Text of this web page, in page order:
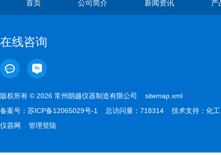
首页 公司简介 新闻资讯 产
在线咨询
版权所有 © 2026 常州朗越仪器制造有限公司 sitemap.xml
备案号： 苏ICP备12065029号-1 总访问量：718314 技术支持： 化工
仪器网
管理登陆